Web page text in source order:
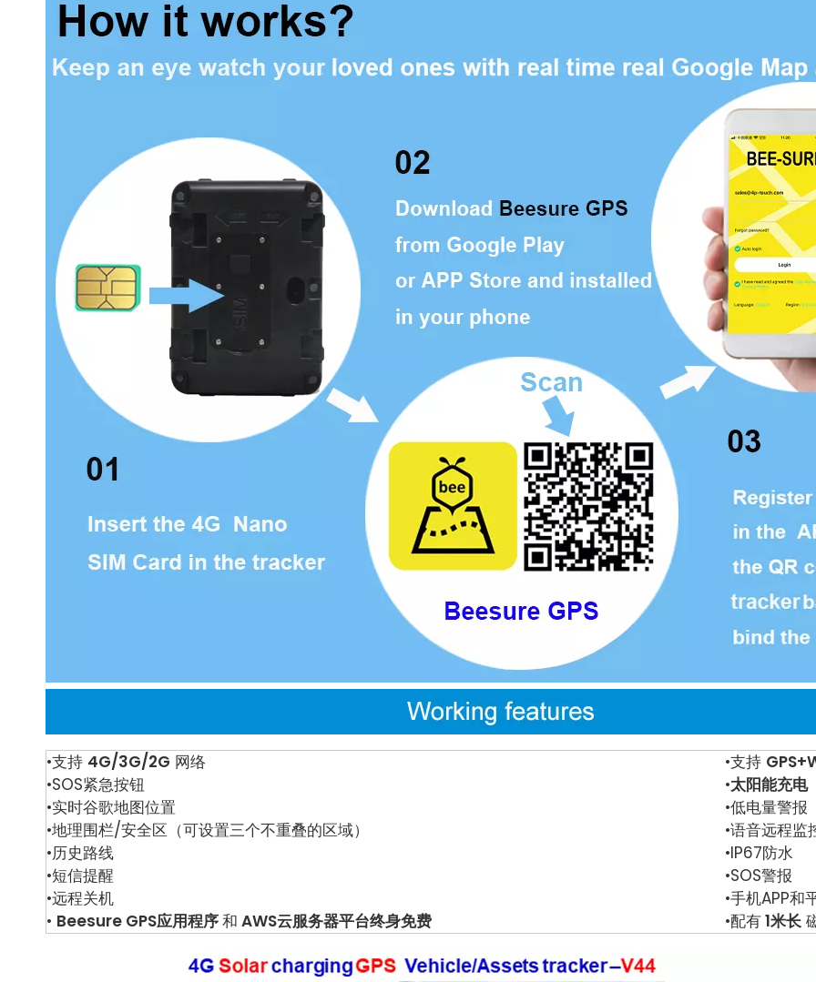
•支持 4G/3G/2G 网络 •支持
•SOS紧急按钮
•太阳能充电
•实时谷歌地图位置
•低电量警报
•地理围栏/安全区（可设置三个不重叠的区域）
•语音远程监
•历史路线
•IP67防水
•短信提醒
•SOS警报
•远程关机
•手机APP和
• Beesure GPS应用程序和 AWS云服务器平台终身免费 •配有1米长